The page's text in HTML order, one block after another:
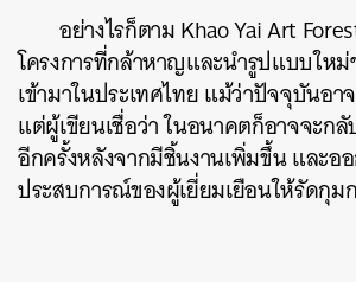
อย่างไรก็ตาม Khao Yai Art
โครงการที่กล้าหาญและนำรูปแบบให
เข้ามาในประเทศไทย แม้ว่าปัจจุบันอา
แต่ผู้เขียนเชื่อว่า ในอนาคตก็อาจจะก
อีกครั้งหลังจากมีชิ้นงานเพิ่มขึ้น และอ
ประสบการณ์ของผู้เยี่ยมเยือนให้รัดกุม